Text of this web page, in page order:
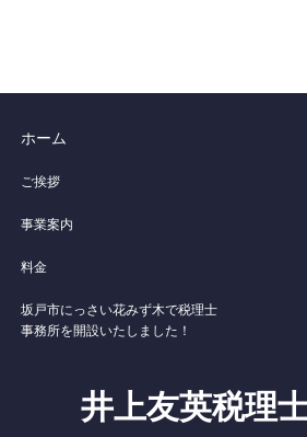
ホーム
ご挨拶
事業案内
料金
坂戸市にっさい花みず木で税理士
事務所を開設いたしました！
井上友英税理